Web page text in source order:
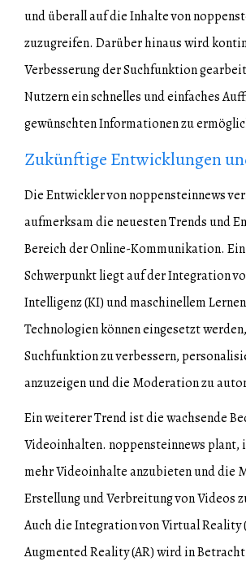
und überall auf die Inhalte von
zuzugreifen. Darüber hinaus wird
Verbesserung der Suchfunktion
Nutzern ein schnelles und einfaches
gewünschten Informationen zu
Zukünftige Entwicklungen
Die Entwickler von noppensteinnews
aufmerksam die neuesten Trends und
Bereich der Online-Kommunikation.
Schwerpunkt liegt auf der Integration
Intelligenz (KI) und maschinellem
Technologien können eingesetzt
Suchfunktion zu verbessern,
anzuzeigen und die Moderation zu
Ein weiterer Trend ist die wachsende
Videoinhalten. noppensteinnews plant,
mehr Videoinhalte anzubieten und die
Erstellung und Verbreitung von Videos
Auch die Integration von Virtual Reality
Augmented Reality (AR) wird in